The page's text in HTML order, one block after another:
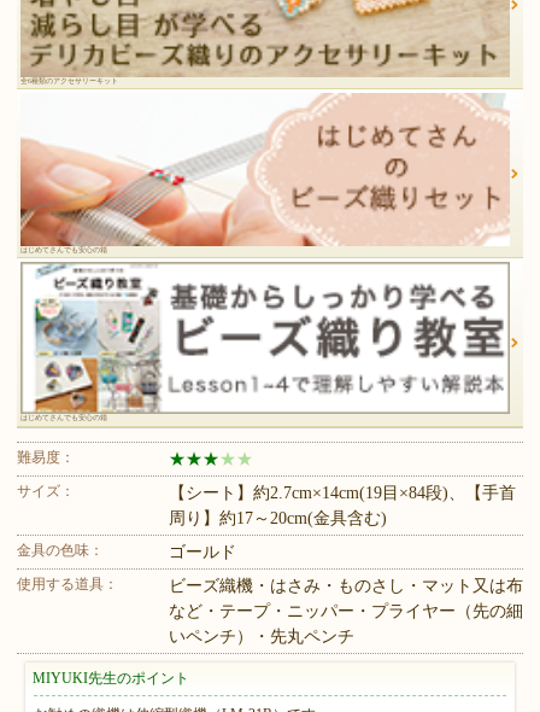
全6種類のアクセサリーキット
はじめてさんでも安心の箱
はじめてさんでも安心の箱
難易度： ★★★ ★ ★
サイズ：
【シート】約2.7cm×14cm(19目×84段)、【手首
周り】約17～20cm(金具含む)
金具の色味： ゴールド
使用する道具：
ビーズ織機・はさみ・ものさし・マット又は布
など・テープ・ニッパー・プライヤー（先の細
いペンチ）・先丸ペンチ
MIYUKI先生のポイント